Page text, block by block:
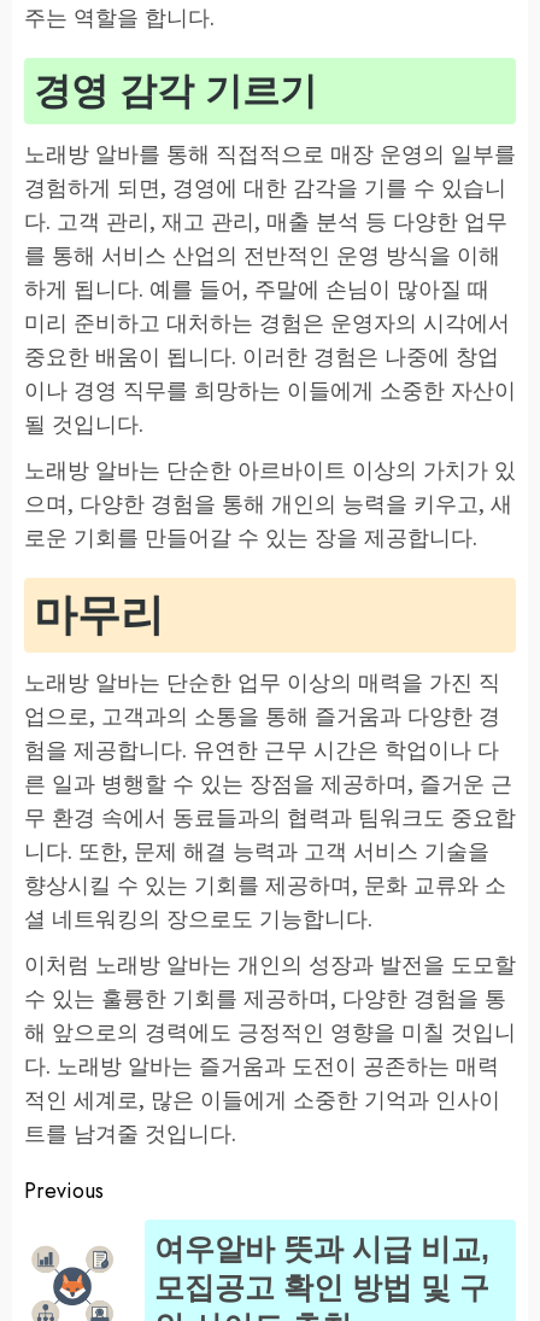
주는 역할을 합니다.
경영 감각 기르기
노래방 알바를 통해 직접적으로 매장 운영의 일부를
경험하게 되면, 경영에 대한 감각을 기를 수 있습니
다. 고객 관리, 재고 관리, 매출 분석 등 다양한 업무
를 통해 서비스 산업의 전반적인 운영 방식을 이해
하게 됩니다. 예를 들어, 주말에 손님이 많아질 때
미리 준비하고 대처하는 경험은 운영자의 시각에서
중요한 배움이 됩니다. 이러한 경험은 나중에 창업
이나 경영 직무를 희망하는 이들에게 소중한 자산이
될 것입니다.
노래방 알바는 단순한 아르바이트 이상의 가치가 있
으며, 다양한 경험을 통해 개인의 능력을 키우고, 새
로운 기회를 만들어갈 수 있는 장을 제공합니다.
마무리
노래방 알바는 단순한 업무 이상의 매력을 가진 직
업으로, 고객과의 소통을 통해 즐거움과 다양한 경
험을 제공합니다. 유연한 근무 시간은 학업이나 다
른 일과 병행할 수 있는 장점을 제공하며, 즐거운 근
무 환경 속에서 동료들과의 협력과 팀워크도 중요합
니다. 또한, 문제 해결 능력과 고객 서비스 기술을
향상시킬 수 있는 기회를 제공하며, 문화 교류와 소
셜 네트워킹의 장으로도 기능합니다.
이처럼 노래방 알바는 개인의 성장과 발전을 도모할
수 있는 훌륭한 기회를 제공하며, 다양한 경험을 통
해 앞으로의 경력에도 긍정적인 영향을 미칠 것입니
다. 노래방 알바는 즐거움과 도전이 공존하는 매력
적인 세계로, 많은 이들에게 소중한 기억과 인사이
트를 남겨줄 것입니다.
Post
navigation
Previous
여우알바 뜻과 시급 비교,
모집공고 확인 방법 및 구